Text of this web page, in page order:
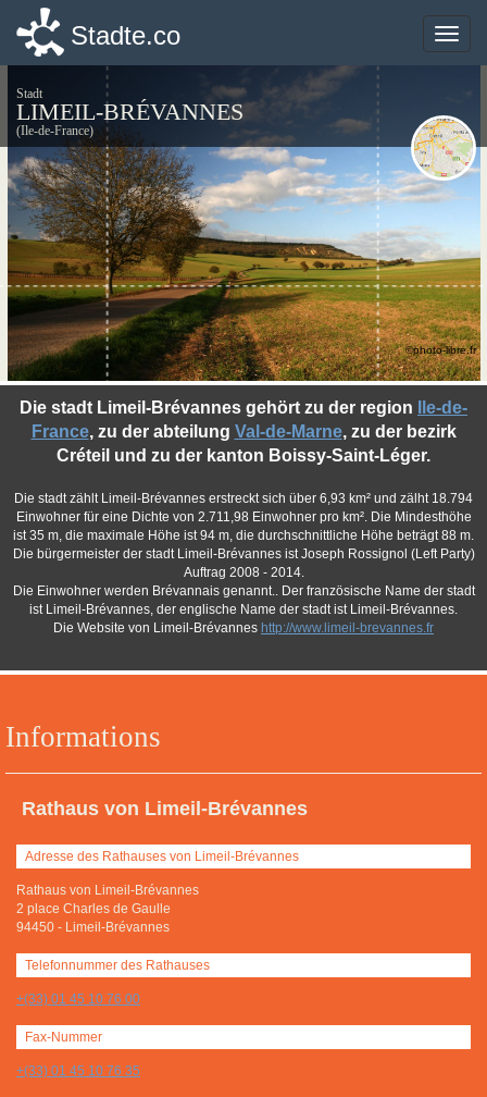
Toggle
Stadte.co
Stadt
LIMEIL-BRÉVANNES
(Ile-de-France)
Informations
Rathaus von Limeil-Brévannes
Adresse des Rathauses von Limeil-Brévannes
Rathaus von Limeil-Brévannes
2 place Charles de Gaulle
94450 - Limeil-Brévannes
Telefonnummer des Rathauses
+(33) 01 45 10 76 00
Fax-Nummer
+(33) 01 45 10 76 35
Die stadt Limeil-Brévannes gehört zu der region
Ile-de-
France, zu der abteilung Val-de-Marne, zu der bezirk
Créteil und zu der kanton Boissy-Saint-Léger.
Die stadt zählt Limeil-Brévannes erstreckt sich über 6,93 km² und zälht 18.794
Einwohner für eine Dichte von 2.711,98 Einwohner pro km². Die Mindesthöhe
ist 35 m, die maximale Höhe ist 94 m, die durchschnittliche Höhe beträgt 88 m.
Die bürgermeister der stadt Limeil-Brévannes ist Joseph Rossignol (Left Party)
Auftrag 2008 - 2014.
Die Einwohner werden Brévannais genannt.. Der französische Name der stadt
ist Limeil-Brévannes, der englische Name der stadt ist Limeil-Brévannes.
Die Website von Limeil-Brévannes http://www.limeil-brevannes.fr
©photo-libre.fr
Toggle
Stadte.co